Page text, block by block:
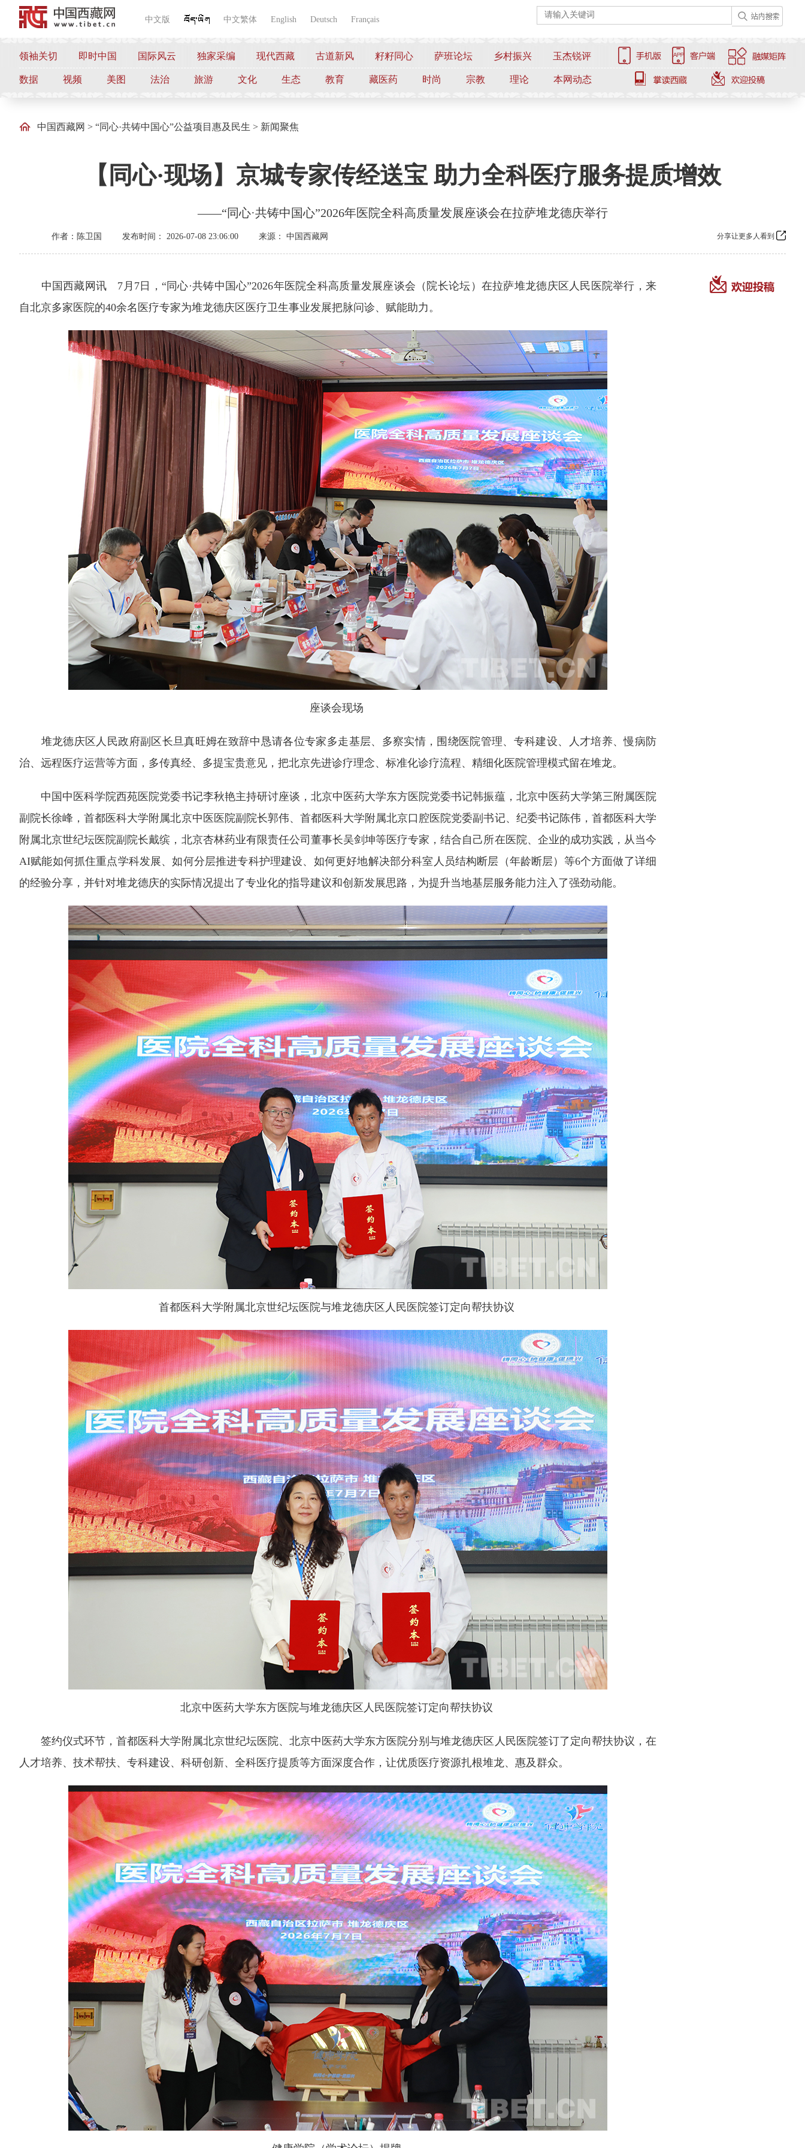
中文版 中文繁体 English Deutsch Français
领袖关切 即时中国 国际风云 独家采编 现代西藏 古道新风 籽籽同心 萨班论坛 乡村振兴 玉杰锐评
数据 视频 美图 法治 旅游 文化 生态 教育 藏医药 时尚 宗教 理论 本网动态
中国西藏网 > “同心·共铸中国心”公益项目惠及民生 > 新闻聚焦
【同心·现场】京城专家传经送宝 助力全科医疗服务提质增效
——“同心·共铸中国心”2026年医院全科高质量发展座谈会在拉萨堆龙德庆举行
作者：陈卫国 发布时间： 2026-07-08 23:06:00 来源： 中国西藏网 分享让更多人看到
中国西藏网讯 7月7日，“同心·共铸中国心”2026年医院全科高质量发展座谈会（院长论坛）在拉萨堆龙德庆区人民医院举行，来
自北京多家医院的40余名医疗专家为堆龙德庆区医疗卫生事业发展把脉问诊、赋能助力。
座谈会现场
堆龙德庆区人民政府副区长旦真旺姆在致辞中恳请各位专家多走基层、多察实情，围绕医院管理、专科建设、人才培养、慢病防
治、远程医疗运营等方面，多传真经、多提宝贵意见，把北京先进诊疗理念、标准化诊疗流程、精细化医院管理模式留在堆龙。
中国中医科学院西苑医院党委书记李秋艳主持研讨座谈，北京中医药大学东方医院党委书记韩振蕴，北京中医药大学第三附属医院
副院长徐峰，首都医科大学附属北京中医医院副院长郭伟、首都医科大学附属北京口腔医院党委副书记、纪委书记陈伟，首都医科大学
附属北京世纪坛医院副院长戴缤，北京杏林药业有限责任公司董事长吴剑坤等医疗专家，结合自己所在医院、企业的成功实践，从当今
AI赋能如何抓住重点学科发展、如何分层推进专科护理建设、如何更好地解决部分科室人员结构断层（年龄断层）等6个方面做了详细
的经验分享，并针对堆龙德庆的实际情况提出了专业化的指导建议和创新发展思路，为提升当地基层服务能力注入了强劲动能。
首都医科大学附属北京世纪坛医院与堆龙德庆区人民医院签订定向帮扶协议
北京中医药大学东方医院与堆龙德庆区人民医院签订定向帮扶协议
签约仪式环节，首都医科大学附属北京世纪坛医院、北京中医药大学东方医院分别与堆龙德庆区人民医院签订了定向帮扶协议，在
人才培养、技术帮扶、专科建设、科研创新、全科医疗提质等方面深度合作，让优质医疗资源扎根堆龙、惠及群众。